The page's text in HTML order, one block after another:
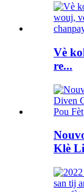
Vè
re...
Klè